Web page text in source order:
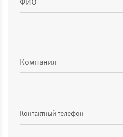
ФИО
Компания
Контактный телефон